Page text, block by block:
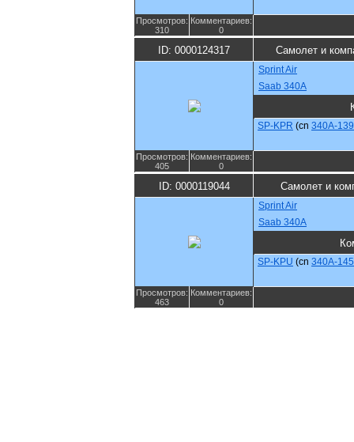
Просмотров:
310
Комментариев:
0
ID: 0000124317 Самолет и
Sprint Air
Saab 340A
SP-KPR (cn 340A-139
Просмотров:
405
Комментариев:
0
ID: 0000119044 Самолет и
Sprint Air
Saab 340A
SP-KPU (cn 340A-145
Просмотров:
463
Комментариев:
0